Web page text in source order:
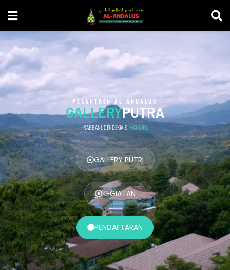
- PESANTREN AL-ANDALUS -
GALLERYPUTRA
RABBANI, CENDEKIA & MANDIRI
GALLERY PUTRI
KEGIATAN
PENDAFTARAN